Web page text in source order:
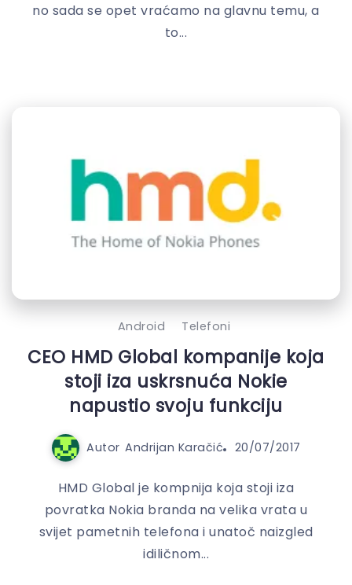
no sada se opet vraćamo na glavnu temu, a
to...
Android Telefoni
CEO HMD Global kompanije koja
stoji iza uskrsnuća Nokie
napustio svoju funkciju
Autor Andrijan Karačić 20/07/2017
HMD Global je kompnija koja stoji iza
povratka Nokia branda na velika vrata u
svijet pametnih telefona i unatoč naizgled
idiličnom...